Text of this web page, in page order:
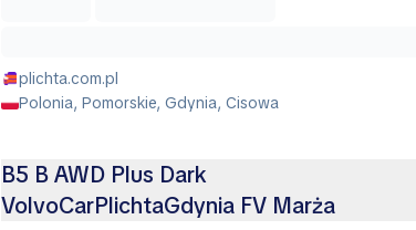
plichta.com.pl
Polonia, Pomorskie, Gdynia, Cisowa
B5 B AWD Plus Dark
VolvoCarPlichtaGdynia FV Marża